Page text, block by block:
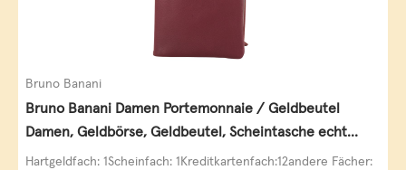
Bruno Banani
Bruno Banani Damen Portemonnaie / Geldbeutel
Damen, Geldbörse, Geldbeutel, Scheintasche echt
Leder
Hartgeldfach: 1Scheinfach: 1Kreditkartenfach:12andere Fächer: